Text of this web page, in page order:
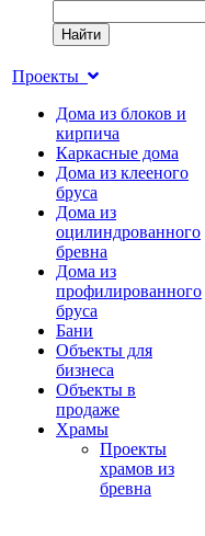
Найти
Проекты
Дома из блоков и
кирпича
Каркасные дома
Дома из клееного
бруса
Дома из
оцилиндрованного
бревна
Дома из
профилированного
бруса
Бани
Объекты для
бизнеса
Объекты в
продаже
Храмы
Проекты
храмов из
бревна